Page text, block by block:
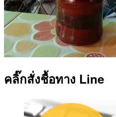
คลิ๊กสั่งชื้อทาง Line